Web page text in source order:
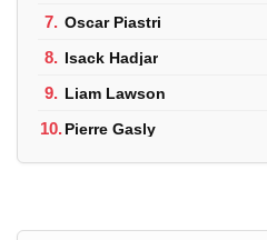
7. Oscar Piastri
8. Isack Hadjar
9. Liam Lawson
10.Pierre Gasly